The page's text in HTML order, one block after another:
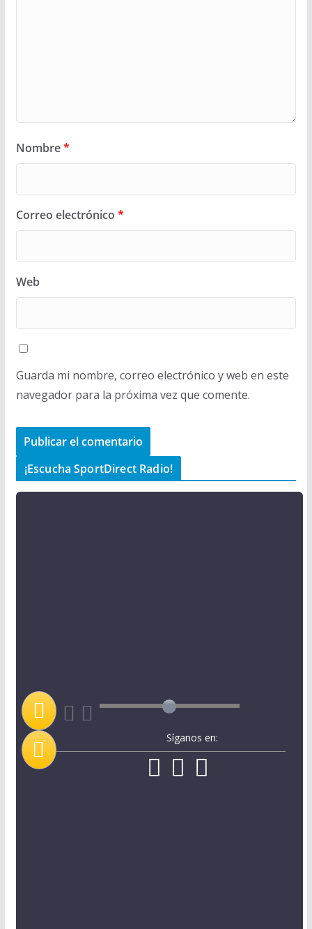
Nombre*
Correo electrónico *
Web
Guarda mi nombre, correo electrónico y web en este
navegador para la próxima vez que comente.
¡Escucha SportDirect Radio!
Síganos en: